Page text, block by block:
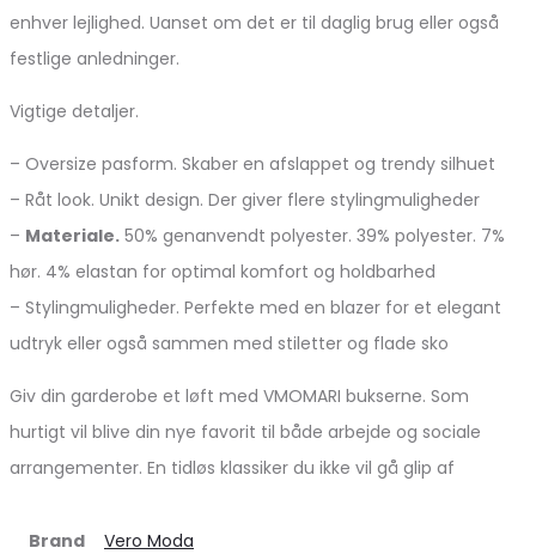
enhver lejlighed. Uanset om det er til daglig brug eller også
festlige anledninger.
Vigtige detaljer.
– Oversize pasform. Skaber en afslappet og trendy silhuet
– Råt look. Unikt design. Der giver flere stylingmuligheder
– Materiale. 50% genanvendt polyester. 39% polyester. 7%
hør. 4% elastan for optimal komfort og holdbarhed
– Stylingmuligheder. Perfekte med en blazer for et elegant
udtryk eller også sammen med stiletter og flade sko
Giv din garderobe et løft med VMOMARI bukserne. Som
hurtigt vil blive din nye favorit til både arbejde og sociale
arrangementer. En tidløs klassiker du ikke vil gå glip af
Brand Vero Moda